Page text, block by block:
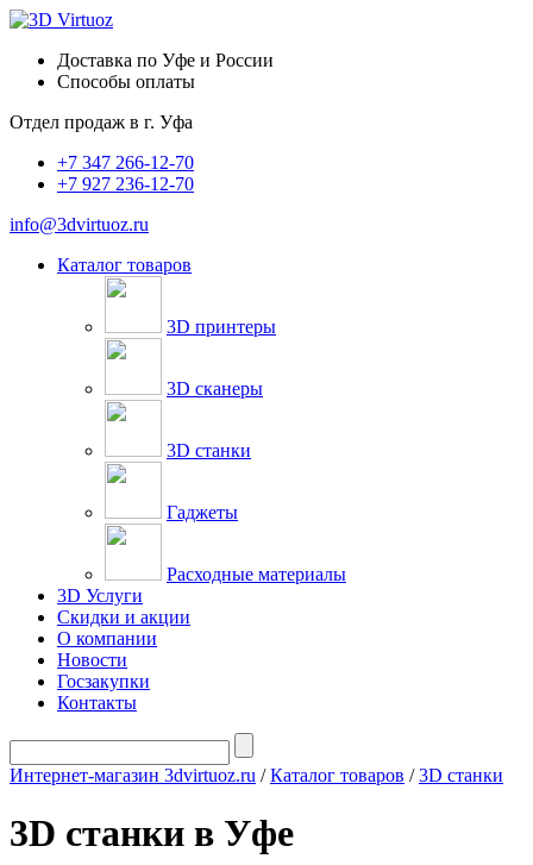
Доставка по Уфе и России
Способы оплаты
Отдел продаж в г. Уфа
+7 347 266-12-70
+7 927 236-12-70
info@3dvirtuoz.ru
Каталог товаров
3D принтеры
3D сканеры
3D станки
Гаджеты
Расходные материалы
3D Услуги
Скидки и акции
О компании
Новости
Госзакупки
Контакты
Интернет-магазин 3dvirtuoz.ru /Каталог товаров /3D станки
3D станки в Уфе